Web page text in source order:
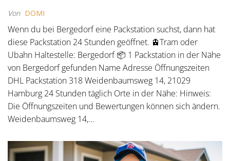
Von DOMI
Wenn du bei Bergedorf eine Packstation suchst, dann hat
diese Packstation 24 Stunden geöffnet. 🚊Tram oder
Ubahn Haltestelle: Bergedorf 📦 1 Packstation in der Nähe
von Bergedorf gefunden Name Adresse Öffnungszeiten
DHL Packstation 318 Weidenbaumsweg 14, 21029
Hamburg 24 Stunden täglich Orte in der Nähe: Hinweis:
Die Öffnungszeiten und Bewertungen können sich ändern.
Weidenbaumsweg 14,…